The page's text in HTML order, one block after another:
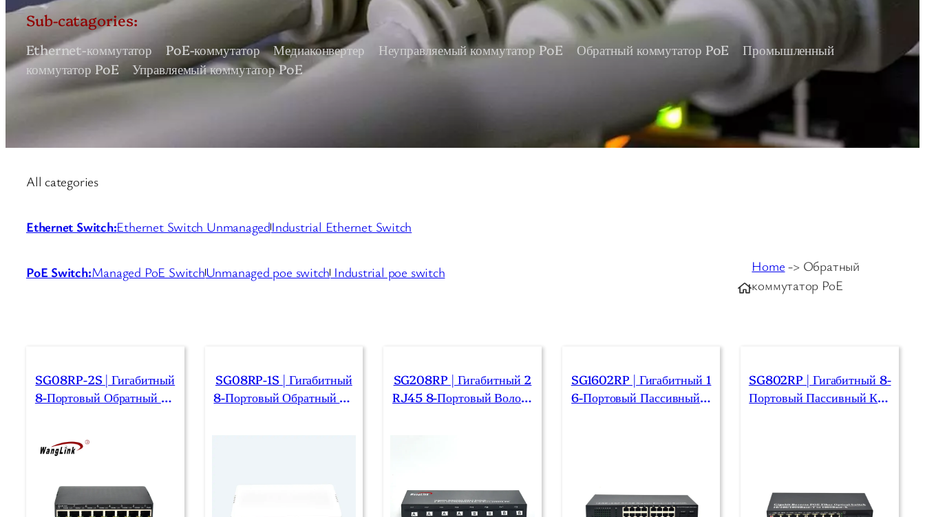
Sub-catagories:
Ethernet-коммутатор PoE-коммутатор Медиаконвертер Неуправляемый коммутатор PoE Обратный коммутатор PoE
Промышленный
коммутатор PoE
Управляемый коммутатор PoE
All categories
Ethernet Switch:Ethernet Switch UnmanagedIndustrial Ethernet Switch
PoE Switch:Managed PoE SwitchUnmanaged poe switch Industrial poe switch Home-> Обратный
коммутатор PoE
SG08RP-2S | Гигабитный
8-Портовый Обратный Po
SG08RP-1S | Гигабитный
8-Портовый Обратный Po
SG208RP | Гигабитный 2
RJ45 8-Портовый Волоко
SG1602RP | Гигабитный 1
6-Портовый Пассивный P
SG802RP | Гигабитный 8-
Портовый Пассивный Ком